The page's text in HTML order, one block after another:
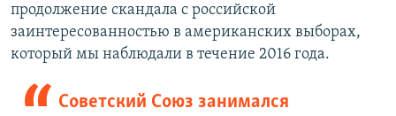
продолжение скандала с российской
заинтересованностью в американских выборах,
который мы наблюдали в течение 2016 года.
Советский Союз занимался